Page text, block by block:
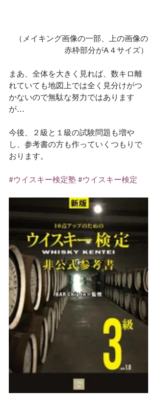
（メイキング画像の一部、上の画像の
赤枠部分がA４サイズ）
まあ、全体を大きく見れば、数キロ離
れていても地図上では全く見分けがつ
かないので無駄な努力ではあります
が…
今後、２級と１級の試験問題も増や
し、参考書の方も作っていくつもりで
おります。
#ウイスキー検定塾 #ウイスキー検定